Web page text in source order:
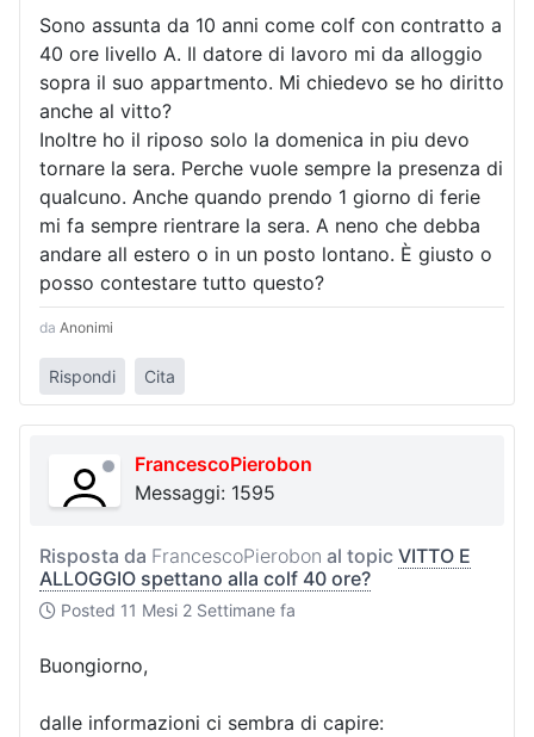
Sono assunta da 10 anni come colf con contratto a
40 ore livello A. Il datore di lavoro mi da alloggio
sopra il suo appartmento. Mi chiedevo se ho diritto
anche al vitto?
Inoltre ho il riposo solo la domenica in piu devo
tornare la sera. Perche vuole sempre la presenza di
qualcuno. Anche quando prendo 1 giorno di ferie
mi fa sempre rientrare la sera. A neno che debba
andare all estero o in un posto lontano. È giusto o
posso contestare tutto questo?
da Anonimi
Rispondi Cita
FrancescoPierobon
Messaggi: 1595
Risposta da FrancescoPierobon al topic VITTO E
ALLOGGIO spettano alla colf 40 ore?
Posted 11 Mesi 2 Settimane fa
Buongiorno,
dalle informazioni ci sembra di capire: